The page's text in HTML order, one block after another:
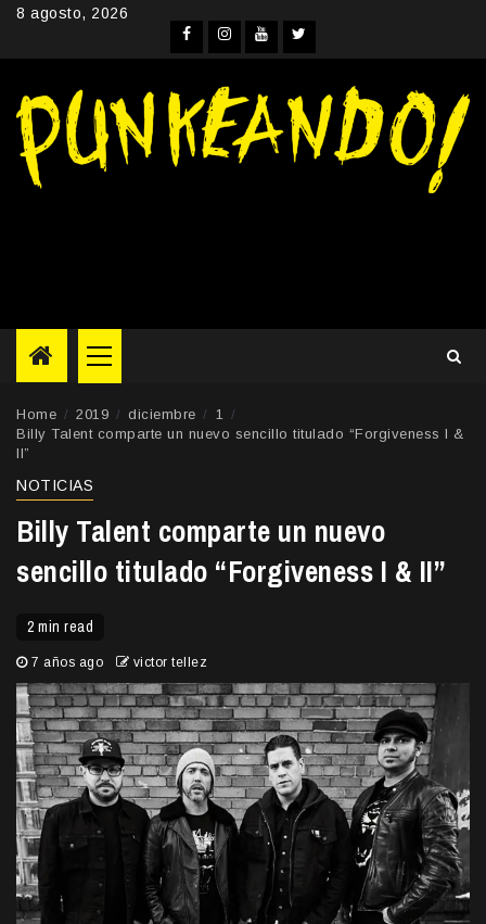
Skip8 agosto, 2026
Facebook
Instagram
YouTube
Twitter
Primary
Menu
Home 2019 diciembre
1
Billy Talent comparte un nuevo sencillo titulado “Forgiveness I &
II”
NOTICIAS
Billy Talent comparte un nuevo
sencillo titulado “Forgiveness I & II”
2 min read
7 años ago victor tellez